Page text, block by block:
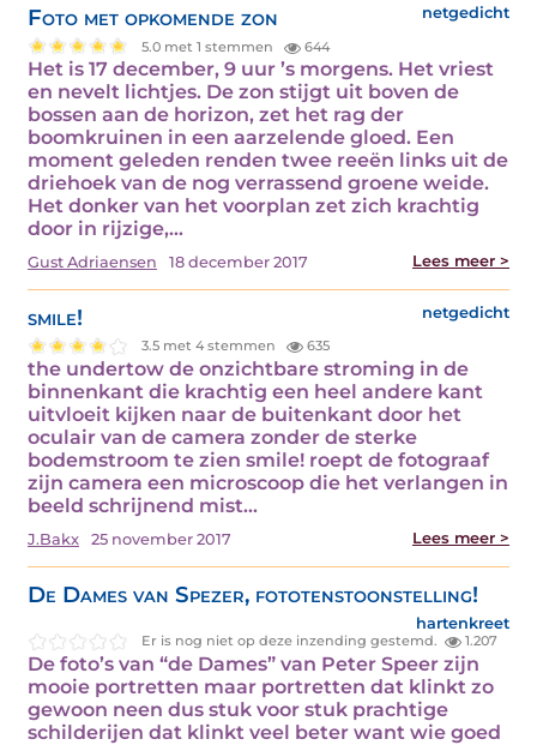
Foto met opkomende zon netgedicht
5.0 met 1 stemmen 644
Het is 17 december, 9 uur ’s morgens. Het vriest
en nevelt lichtjes. De zon stijgt uit boven de
bossen aan de horizon, zet het rag der
boomkruinen in een aarzelende gloed. Een
moment geleden renden twee reeën links uit de
driehoek van de nog verrassend groene weide.
Het donker van het voorplan zet zich krachtig
door in rijzige,…
Gust Adriaensen 18 december 2017 Lees meer >
smile! netgedicht
3.5 met 4 stemmen 635
the undertow de onzichtbare stroming in de
binnenkant die krachtig een heel andere kant
uitvloeit kijken naar de buitenkant door het
oculair van de camera zonder de sterke
bodemstroom te zien smile! roept de fotograaf
zijn camera een microscoop die het verlangen in
beeld schrijnend mist…
J.Bakx 25 november 2017 Lees meer >
De Dames van Spezer, fototenstoonstelling!
hartenkreet
Er is nog niet op deze inzending gestemd. 1.207
De foto’s van “de Dames” van Peter Speer zijn
mooie portretten maar portretten dat klinkt zo
gewoon neen dus stuk voor stuk prachtige
schilderijen dat klinkt veel beter want wie goed